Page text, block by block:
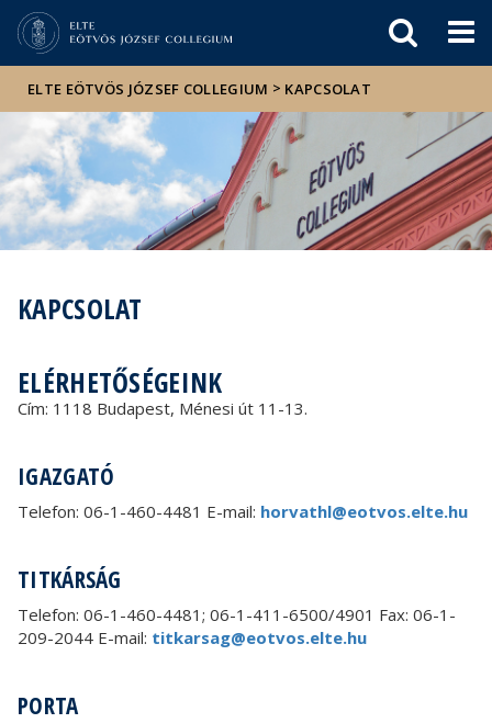
sajtóban
ELTE EÖTVÖS JÓZSEF COLLEGIUM > KAPCSOLAT
KAPCSOLAT
ELÉRHETŐSÉGEINK
Cím: 1118 Budapest, Ménesi út 11-13.
IGAZGATÓ
Telefon: 06-1-460-4481 E-mail: horvathl@eotvos.elte.hu
TITKÁRSÁG
Telefon: 06-1-460-4481; 06-1-411-6500/4901 Fax: 06-1-
209-2044 E-mail: titkarsag@eotvos.elte.hu
PORTA